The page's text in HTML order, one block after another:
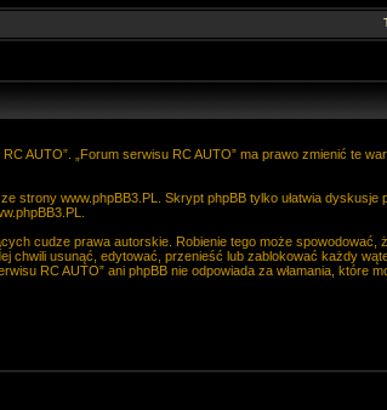
AUTO”. „Forum serwisu RC AUTO” ma prawo zmienić te
ze strony www.phpBB3.PL
. Skrypt phpBB tylko ułatwia dyskusje
cudze prawa autorskie. Robienie tego może spowodować,
chwili usunąć, edytować, przenieść lub zablokować każdy
RC AUTO” ani phpBB nie odpowiada za włamania, które